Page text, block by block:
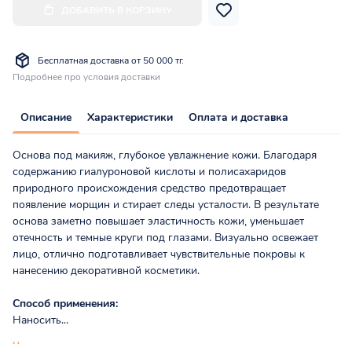
Бесплатная доставка от 50 000 тг.
Подробнее про условия доставки
Описание Характеристики Оплата и доставка
Основа под макияж, глубокое увлажнение кожи. Благодаря
содержанию гиалуроновой кислоты и полисахаридов
природного происхождения средство предотвращает
появление морщин и стирает следы усталости. В результате
основа заметно повышает эластичность кожи, уменьшает
отечность и темные круги под глазами. Визуально освежает
лицо, отлично подготавливает чувствительные покровы к
нанесению декоративной косметики.
Способ применения:
Наносить...